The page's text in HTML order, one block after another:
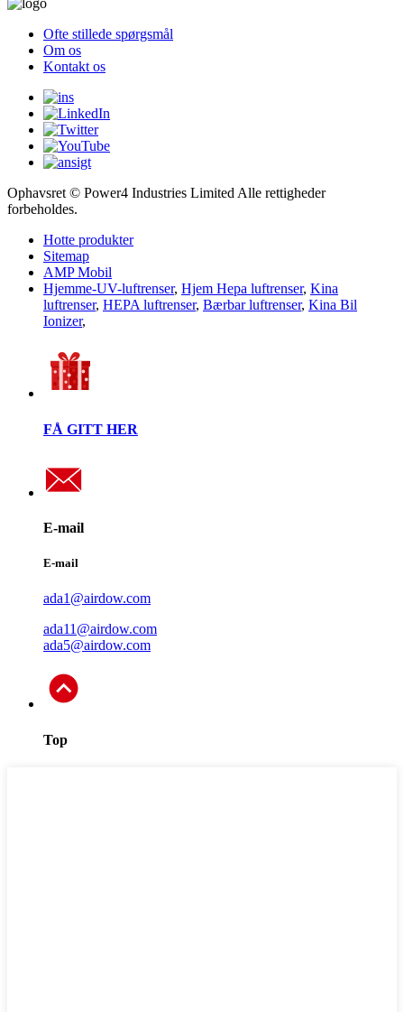
Ofte stillede spørgsmål
Om os
Kontakt os
Ophavsret © Power4 Industries Limited Alle rettigheder
forbeholdes.
Hotte produkter
Sitemap
AMP Mobil
Hjemme-UV-luftrenser, Hjem Hepa luftrenser, Kina
luftrenser, HEPA luftrenser, Bærbar luftrenser, Kina Bil
Ionizer,
FÅ GITT HER
E-mail
E-mail
ada1@airdow.com
ada11@airdow.com
ada5@airdow.com
Top